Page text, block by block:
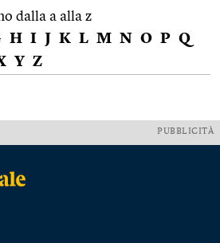
dalla a alla z
H I J K L M N O P Q
Y Z
PUBBLICITÀ